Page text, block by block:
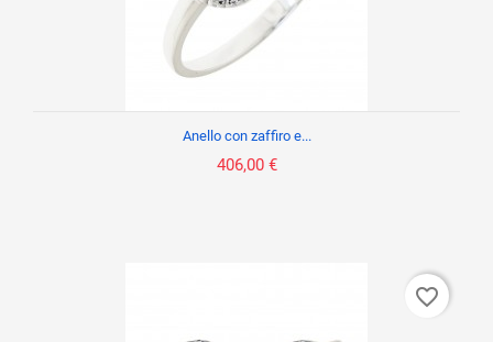
Anello con zaffiro e...
406,00 €
favorite_border